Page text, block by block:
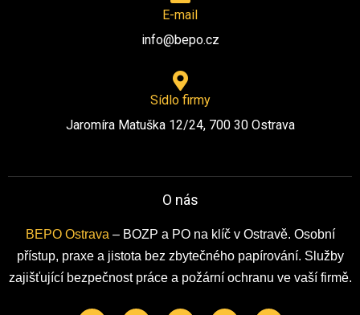
E-mail
info@bepo.cz
Sídlo firmy
Jaromíra Matuška 12/24, 700 30 Ostrava
O nás
BEPO Ostrava – BOZP a PO na klíč v Ostravě. Osobní
přístup, praxe a jistota bez zbytečného papírování. Služby
zajišťující bezpečnost práce a požární ochranu ve vaší firmě.